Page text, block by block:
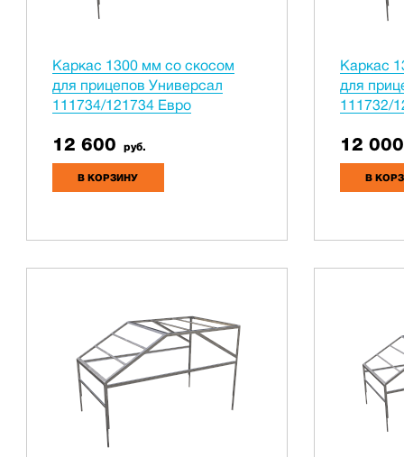
Каркас 1300 мм со скосом
для прицепов Универсал
111734/121734 Евро
12 600 руб.
В КОРЗИНУ
Каркас
для
111732/
12 000
В